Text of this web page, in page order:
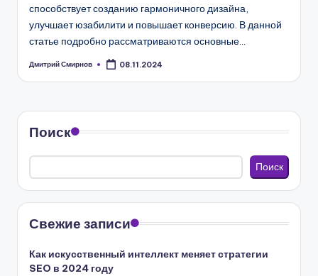
способствует созданию гармоничного дизайна,
улучшает юзабилити и повышает конверсию. В данной
статье подробно рассматриваются основные…
Запись
Дмитрий Смирнов 08.11.2024
Поиск
Поиск
Свежие записи
Как искусственный интеллект меняет стратегии
SEO в 2024 году